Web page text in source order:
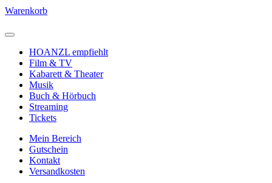
Warenkorb
HOANZL empfiehlt
Film & TV
Kabarett & Theater
Musik
Buch & Hörbuch
Streaming
Tickets
Mein Bereich
Gutschein
Kontakt
Versandkosten